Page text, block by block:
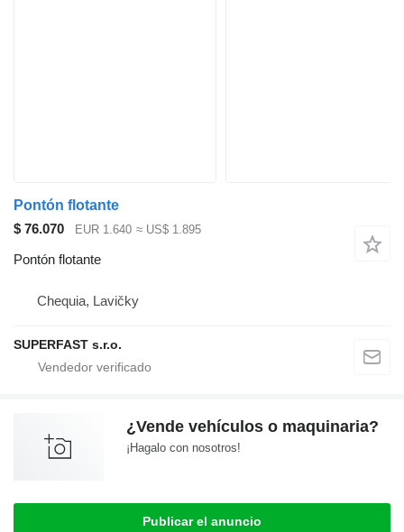
Pontón flotante
$ 76.070
EUR 1.640 ≈ US$ 1.895
Pontón flotante
Chequia, Lavičky
SUPERFAST s.r.o.
¿Vende vehículos o maquinaria?
¡Hagalo con nosotros!
Publicar el anuncio